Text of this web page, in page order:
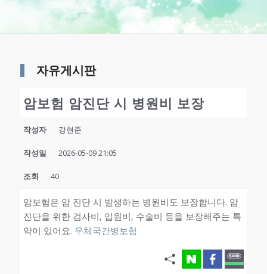
자유게시판
암보험 암진단 시 병원비 보장
작성자 강현준
작성일 2026-05-09 21:05
조회 40
암보험은 암 진단 시 발생하는 병원비도 보장합니다. 암
진단을 위한 검사비, 입원비, 수술비 등을 보장해주는 특
약이 있어요. 우체국간병보험